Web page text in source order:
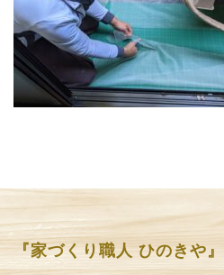
『家づくり職人 ひのきや』